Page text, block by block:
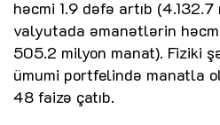
həcmi 1.9 dəfə artıb
valyutada əmanətlərin
505.2 milyon manat). Fiziki
ümumi portfelində manatla
48 faizə çatıb.